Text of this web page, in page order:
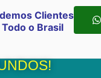
Clientes
o Brasil